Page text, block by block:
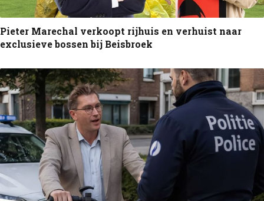
Pieter Marechal verkoopt rijhuis en verhuist naar
exclusieve bossen bij Beisbroek